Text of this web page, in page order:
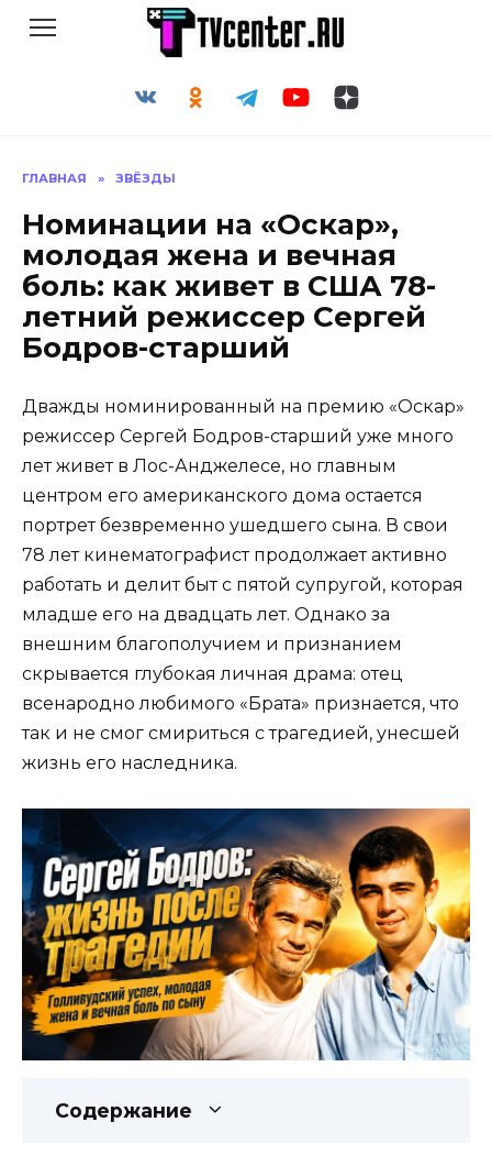
ГЛАВНАЯ » ЗВЁЗДЫ
Номинации на «Оскар»,
молодая жена и вечная
боль: как живет в США 78-
летний режиссер Сергей
Бодров-старший
Дважды номинированный на премию «Оскар»
режиссер Сергей Бодров-старший уже много
лет живет в Лос-Анджелесе, но главным
центром его американского дома остается
портрет безвременно ушедшего сына. В свои
78 лет кинематографист продолжает активно
работать и делит быт с пятой супругой, которая
младше его на двадцать лет. Однако за
внешним благополучием и признанием
скрывается глубокая личная драма: отец
всенародно любимого «Брата» признается, что
так и не смог смириться с трагедией, унесшей
жизнь его наследника.
Содержание